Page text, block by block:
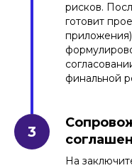
рисков.
готовит
финальной
На